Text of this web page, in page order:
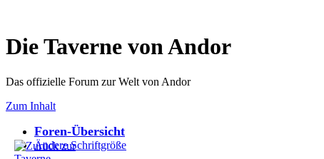
Die Taverne von Andor
Das offizielle Forum zur Welt von Andor
Zum Inhalt
Foren-Übersicht
Ändere Schriftgröße